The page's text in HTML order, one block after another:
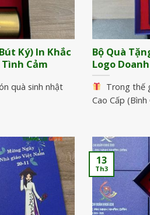
Ký) In Khắc
Cảm
quà sinh nhật
Bộ Quà
Logo
Trong thế
Cao Cấp (Bình
13
Th3